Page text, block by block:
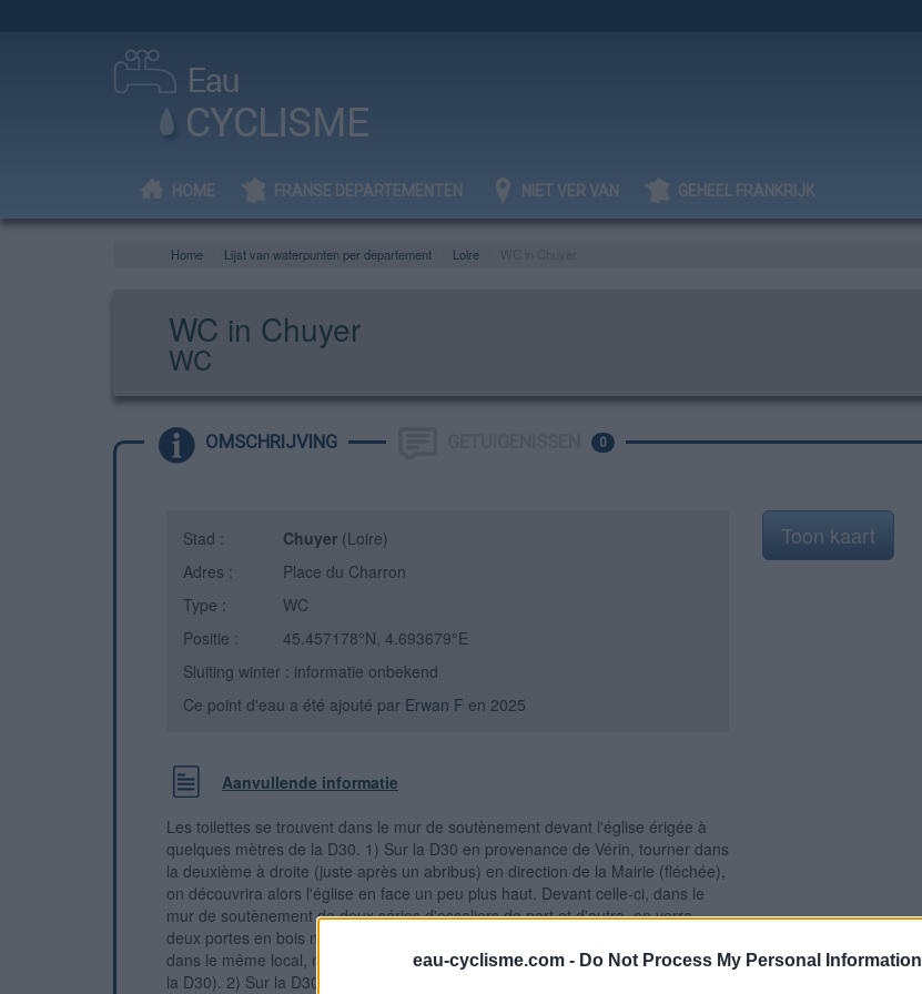
eau-cyclisme.com - Do Not Process My Personal Information
HOME FRANSE DEPARTEMENTEN NIET VER VAN GEHEEL FRANKRIJK
Home Lijst van waterpunten per departement Loire
WC in Chuyer
WC
OMSCHRIJVING 0
Stad : Chuyer (Loire)
Adres :
Place du Charron
Type :
WC
Positie :
45.457178°N, 4.693679°E
Sluiting winter : informatie onbekend
Ce point d'eau a été ajouté par Erwan F en 2025
Aanvullende informatie
Les toilettes se trouvent dans le mur de soutènement devant l'église érigée à
quelques mètres de la D30. 1) Sur la D30 en provenance de Vérin, tourner dans
la deuxième à droite (juste après un abribus) en direction de la Mairie (fléchée),
on découvrira alors l'église en face un peu plus haut. Devant celle-ci, dans le
mur de soutènement de deux séries d'escaliers de part et d'autre, on verra
deux portes en bois non identifiées. Il s'agit de celles des toilettes qui donnent
dans le même local, mais seule celle de gauche est en service (à 40 mètres de
la D30). 2) Sur la D30 en provenance du col de Pavezin, dans le centre du
Toon kaart